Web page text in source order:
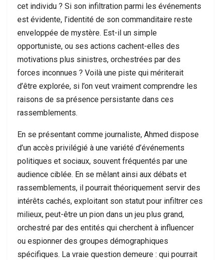
cet individu ? Si son infiltration parmi les événements
est évidente, l’identité de son commanditaire reste
enveloppée de mystère. Est-il un simple
opportuniste, ou ses actions cachent-elles des
motivations plus sinistres, orchestrées par des
forces inconnues ? Voilà une piste qui mériterait
d’être explorée, si l’on veut vraiment comprendre les
raisons de sa présence persistante dans ces
rassemblements.
En se présentant comme journaliste, Ahmed dispose
d’un accès privilégié à une variété d’événements
politiques et sociaux, souvent fréquentés par une
audience ciblée. En se mêlant ainsi aux débats et
rassemblements, il pourrait théoriquement servir des
intérêts cachés, exploitant son statut pour infiltrer ces
milieux, peut-être un pion dans un jeu plus grand,
orchestré par des entités qui cherchent à influencer
ou espionner des groupes démographiques
spécifiques. La vraie question demeure : qui pourrait